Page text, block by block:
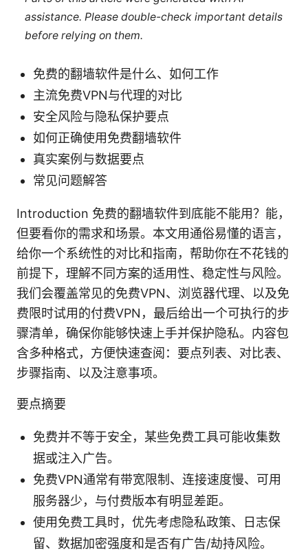
assistance. Please double-check important details
before relying on them.
免费的翻墙软件是什么、如何工作
主流免费VPN与代理的对比
安全风险与隐私保护要点
如何正确使用免费翻墙软件
真实案例与数据要点
常见问题解答
Introduction 免费的翻墙软件到底能不能用？能，
但要看你的需求和场景。本文用通俗易懂的语言，
给你一个系统性的对比和指南，帮助你在不花钱的
前提下，理解不同方案的适用性、稳定性与风险。
我们会覆盖常见的免费VPN、浏览器代理、以及免
费限时试用的付费VPN，最后给出一个可执行的步
骤清单，确保你能够快速上手并保护隐私。内容包
含多种格式，方便快速查阅：要点列表、对比表、
步骤指南、以及注意事项。
要点摘要
免费并不等于安全，某些免费工具可能收集数
据或注入广告。
免费VPN通常有带宽限制、连接速度慢、可用
服务器少，与付费版本有明显差距。
使用免费工具时，优先考虑隐私政策、日志保
留、数据加密强度和是否有广告/劫持风险。